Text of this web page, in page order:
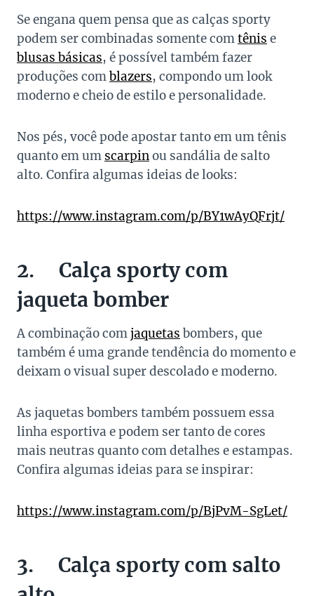
Se engana quem pensa que as calças sporty
podem ser combinadas somente comtênis e
blusas básicas, é possível também fazer
produções comblazers, compondo um look
moderno e cheio de estilo e personalidade.
Nos pés, você pode apostar tanto em um tênis
quanto em um scarpinou sandália de salto
alto. Confira algumas ideias de looks:
https://www.instagram.com/p/BY1wAyQFrjt/
2. Calça sporty com
jaqueta bomber
A combinação comjaquetas bombers, que
também é uma grande tendência do momento e
deixam o visual super descolado e moderno.
As jaquetas bombers também possuem essa
linha esportiva e podem ser tanto de cores
mais neutras quanto com detalhes e estampas.
Confira algumas ideias para se inspirar:
https://www.instagram.com/p/BjPvM-SgLet/
3. Calça sporty com salto